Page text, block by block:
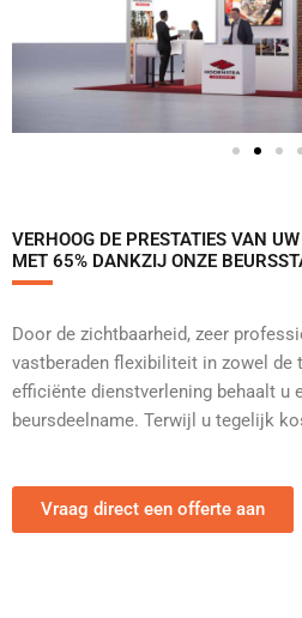
VERHOOG DE PRESTATIES VAN
MET 65% DANKZIJ ONZE
Door de zichtbaarheid, zeer
vastberaden flexibiliteit in zowel de
efficiënte dienstverlening behaalt u
beursdeelname. Terwijl u tegelijk
Vraag direct een offerte aan